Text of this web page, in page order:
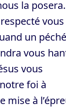
la posera.
vous
un péché
vous
vous
foi à
mise à